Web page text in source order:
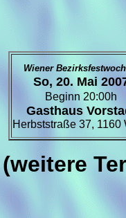
Wiener
So, 20. Mai
Beginn 20:00h
Gasthaus
Herbststraße 37, 1160
(weitere